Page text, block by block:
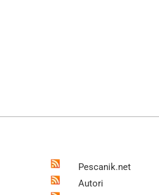
Pescanik.net
Autori